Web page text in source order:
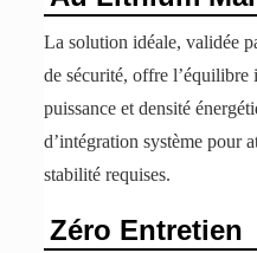
La solution idéale, validée
de sécurité, offre l’équilibre
puissance et densité
d’intégration système pour
stabilité requises.
Zéro Entretien